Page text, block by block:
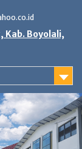
Kab. Boyolali,